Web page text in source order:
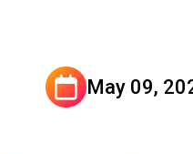
May 09,